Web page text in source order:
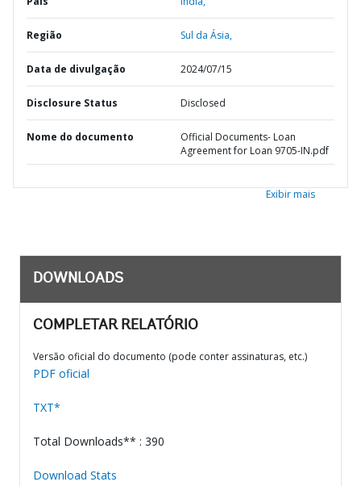
Região Sul da Ásia,
Data de divulgação 2024/07/15
Disclosure Status Disclosed
Nome do documento
Official Documents- Loan
Agreement for Loan 9705-IN.pdf
Exibir mais
DOWNLOADS
COMPLETAR RELATÓRIO
Versão oficial do documento (pode conter assinaturas, etc.)
PDF oficial
TXT*
Total Downloads** : 390
Download Stats